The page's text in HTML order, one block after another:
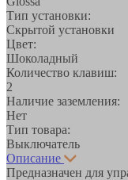
Тип установки:
Скрытой установки
Цвет:
Шоколадный
Количество клавиш:
2
Наличие заземления:
Нет
Тип товара:
Выключатель
Описание
Предназначен для